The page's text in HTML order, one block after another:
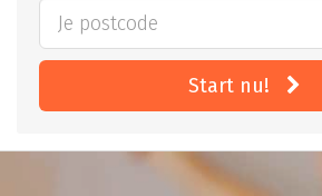
Start nu!